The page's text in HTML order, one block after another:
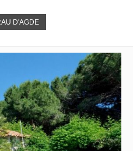
D'AGDE